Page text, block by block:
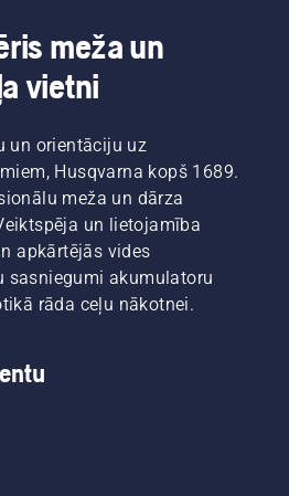
meža un
vietni
un orientāciju uz
Husqvarna kopš 1689.
meža un dārza
un lietojamība
apkārtējās vides
sasniegumi akumulatoru
rāda ceļu nākotnei.